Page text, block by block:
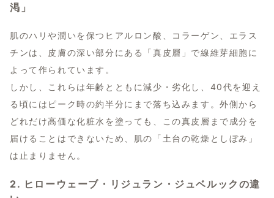
渇」
肌のハリや潤いを保つヒアルロン酸、コラーゲン、エラス
チンは、皮膚の深い部分にある「真皮層」で線維芽細胞に
よって作られています。
しかし、これらは年齢とともに減少・劣化し、40代を迎え
る頃にはピーク時の約半分にまで落ち込みます。外側から
どれだけ高価な化粧水を塗っても、この真皮層まで成分を
届けることはできないため、肌の「土台の乾燥としぼみ」
は止まりません。
2. ヒローウェーブ・リジュラン・ジュベルックの違